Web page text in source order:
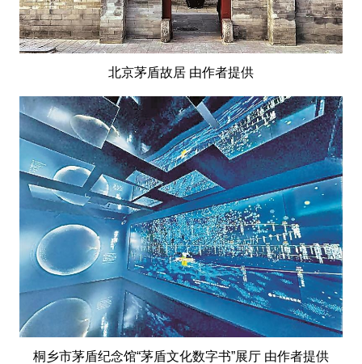
北京茅盾故居 由作者提供
桐乡市茅盾纪念馆“茅盾文化数字书”展厅 由作者提供